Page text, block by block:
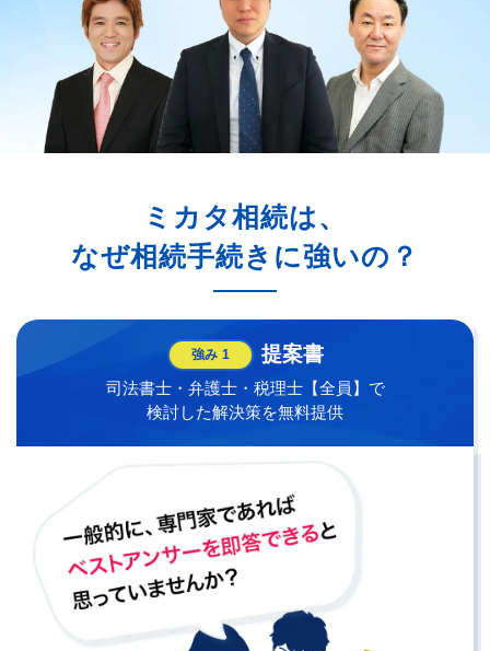
ミカタ相続は、
なぜ相続手続きに強いの？
強み 1 提案書
司法書士・弁護士・税理士【全員】で
検討した解決策を無料提供